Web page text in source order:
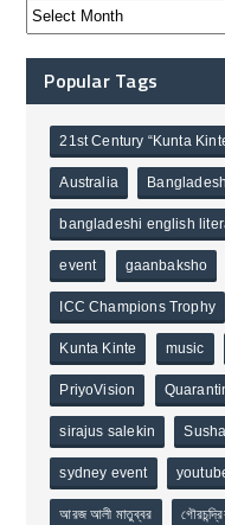
Popular Tags
21st Century “Kunta
Australia
bangladeshi english
event gaanbaksho
ICC Champions Trophy
Kunta Kinte music
PriyoVision
sirajus salekin
sydney event
আরজ আলী মাতুব্বর